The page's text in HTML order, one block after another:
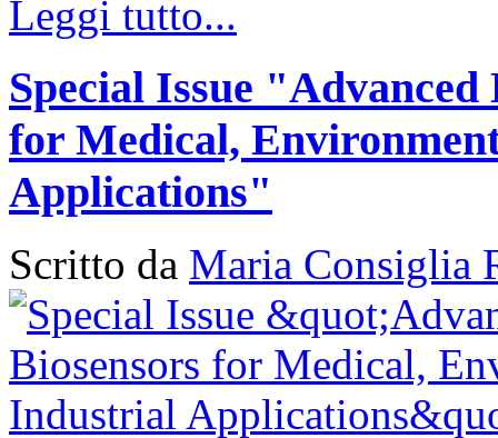
Leggi tutto...
Special Issue
for Medical,
Applications"
Scritto da Maria Consiglia